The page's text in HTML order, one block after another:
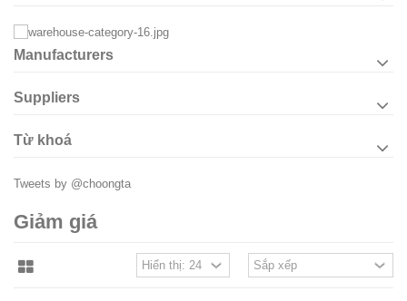
Manufacturers
Suppliers
Từ khoá
Tweets by @choongta
Giảm giá